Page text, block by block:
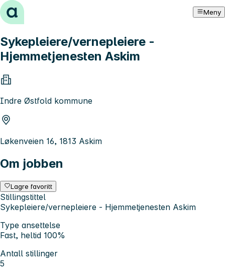
Hopp til innhold Meny
Sykepleiere/vernepleiere -
Hjemmetjenesten Askim
Indre Østfold kommune
Løkenveien 16, 1813 Askim
Om jobben
Lagre favoritt
Stillingstittel
Sykepleiere/vernepleiere - Hjemmetjenesten Askim
Type ansettelse
Fast, heltid 100%
Antall stillinger
5